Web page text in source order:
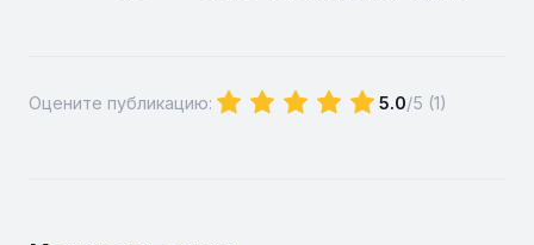
Оцените публикацию: 5.0/5 (1)